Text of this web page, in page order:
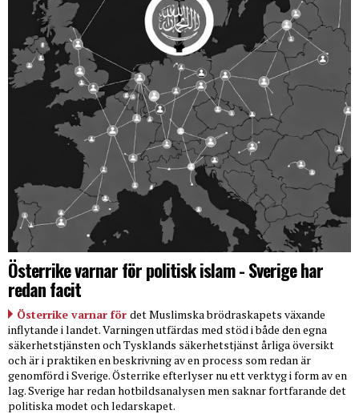
Österrike varnar för politisk islam - Sverige har
redan facit
Österrike varnar för det Muslimska brödraskapets växande
inflytande i landet. Varningen utfärdas med stöd i både den egna
säkerhetstjänsten och Tysklands säkerhetstjänst årliga översikt
och är i praktiken en beskrivning av en process som redan är
genomförd i Sverige. Österrike efterlyser nu ett verktyg i form av en
lag. Sverige har redan hotbildsanalysen men saknar fortfarande det
politiska modet och ledarskapet.